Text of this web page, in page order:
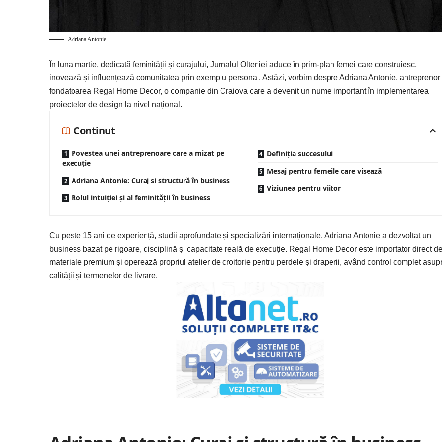
Adriana Antonie
În luna martie, dedicată feminității și curajului, Jurnalul Olteniei aduce în prim-plan femei care construiesc,
inovează și influențează comunitatea prin exemplu personal. Astăzi, vorbim despre Adriana Antonie, antreprenor
fondatoarea Regal Home Decor, o companie din Craiova care a devenit un nume important în implementarea
proiectelor de design la nivel național.
Continut
Povestea unei antreprenoare care a mizat pe
execuție
Adriana Antonie: Curaj și structură în business
Rolul intuiției și al feminității în business
Definiția succesului
Mesaj pentru femeile care visează
Viziunea pentru viitor
Cu peste 15 ani de experiență, studii aprofundate și specializări internaționale, Adriana Antonie a dezvoltat un
business bazat pe rigoare, disciplină și capacitate reală de execuție. Regal Home Decor este importator direct de
materiale premium și operează propriul atelier de croitorie pentru perdele și draperii, având control complet
calității și termenelor de livrare.